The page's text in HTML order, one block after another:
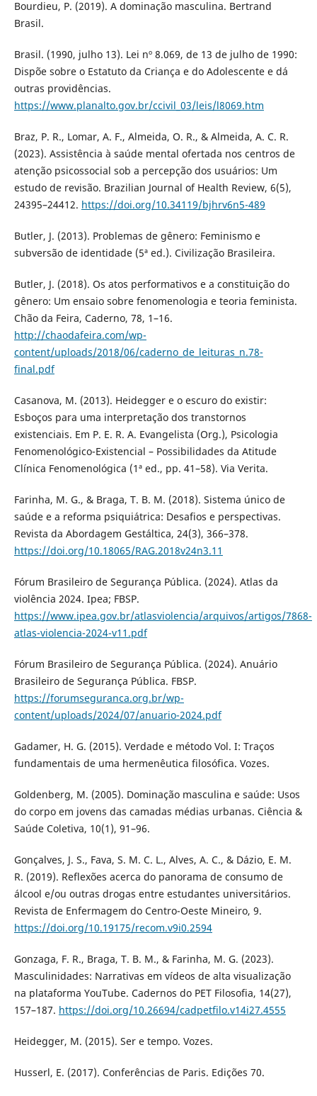
Bourdieu, P. (2019). A dominação masculina. Bertrand
Brasil.
Brasil. (1990, julho 13). Lei nº 8.069, de 13 de julho de 1990:
Dispõe sobre o Estatuto da Criança e do Adolescente e dá
outras providências.
https://www.planalto.gov.br/ccivil_03/leis/l8069.htm
Braz, P. R., Lomar, A. F., Almeida, O. R., & Almeida, A. C. R.
(2023). Assistência à saúde mental ofertada nos centros de
atenção psicossocial sob a percepção dos usuários: Um
estudo de revisão. Brazilian Journal of Health Review, 6(5),
24395–24412. https://doi.org/10.34119/bjhrv6n5-489
Butler, J. (2013). Problemas de gênero: Feminismo e
subversão de identidade (5ª ed.). Civilização Brasileira.
Butler, J. (2018). Os atos performativos e a constituição do
gênero: Um ensaio sobre fenomenologia e teoria feminista.
Chão da Feira, Caderno, 78, 1–16.
http://chaodafeira.com/wp-
content/uploads/2018/06/caderno_de_leituras_n.78-
final.pdf
Casanova, M. (2013). Heidegger e o escuro do existir:
Esboços para uma interpretação dos transtornos
existenciais. Em P. E. R. A. Evangelista (Org.), Psicologia
Fenomenológico-Existencial – Possibilidades da Atitude
Clínica Fenomenológica (1ª ed., pp. 41–58). Via Verita.
Farinha, M. G., & Braga, T. B. M. (2018). Sistema único de
saúde e a reforma psiquiátrica: Desafios e perspectivas.
Revista da Abordagem Gestáltica, 24(3), 366–378.
https://doi.org/10.18065/RAG.2018v24n3.11
Fórum Brasileiro de Segurança Pública. (2024). Atlas da
violência 2024. Ipea; FBSP.
https://www.ipea.gov.br/atlasviolencia/arquivos/artigos/7868-
atlas-violencia-2024-v11.pdf
Fórum Brasileiro de Segurança Pública. (2024). Anuário
Brasileiro de Segurança Pública. FBSP.
https://forumseguranca.org.br/wp-
content/uploads/2024/07/anuario-2024.pdf
Gadamer, H. G. (2015). Verdade e método Vol. I: Traços
fundamentais de uma hermenêutica filosófica. Vozes.
Goldenberg, M. (2005). Dominação masculina e saúde: Usos
do corpo em jovens das camadas médias urbanas. Ciência &
Saúde Coletiva, 10(1), 91–96.
Gonçalves, J. S., Fava, S. M. C. L., Alves, A. C., & Dázio, E. M.
R. (2019). Reflexões acerca do panorama de consumo de
álcool e/ou outras drogas entre estudantes universitários.
Revista de Enfermagem do Centro-Oeste Mineiro, 9.
https://doi.org/10.19175/recom.v9i0.2594
Gonzaga, F. R., Braga, T. B. M., & Farinha, M. G. (2023).
Masculinidades: Narrativas em vídeos de alta visualização
na plataforma YouTube. Cadernos do PET Filosofia, 14(27),
157–187. https://doi.org/10.26694/cadpetfilo.v14i27.4555
Heidegger, M. (2015). Ser e tempo. Vozes.
Husserl, E. (2017). Conferências de Paris. Edições 70.